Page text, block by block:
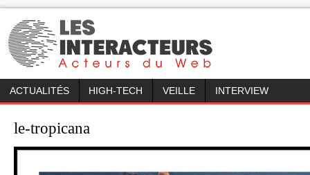
ACTUALITÉS HIGH-TECH VEILLE INTERVIEW
le-tropicana